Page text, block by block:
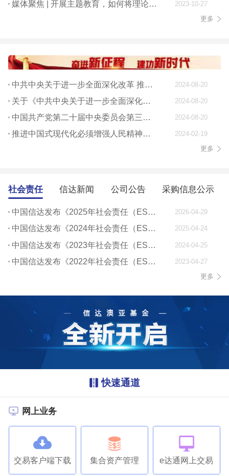
媒体聚焦 | 开展主题教育，如何将理论学习贯穿始终
2023-10-27
更多
中共中央关于进一步全面深化改革 推进中国式现代化的决定 2024-08-20
关于《中共中央关于进一步全面深化改革、 推进中国式现代化的决定》的说明 2024-08-20
中国共产党第二十届中央委员会第三次全体会议公报 2024-08-20
推进中国式现代化必须增强人民精神力量
2024-02-19
更多
社会责任 信达新闻 公司公告 采购信息公示
中国信达发布《2025年社会责任（ESG）报告》 2026-04-29
中国信达发布《2024年社会责任（ESG）报告》 2025-04-24
中国信达发布《2023年社会责任（ESG）报告》 2024-04-25
中国信达发布《2022年社会责任（ESG）报告》
2023-04-27
更多
快速通道
网上业务
交易客户端下载 集合资产管理 e达通网上交易